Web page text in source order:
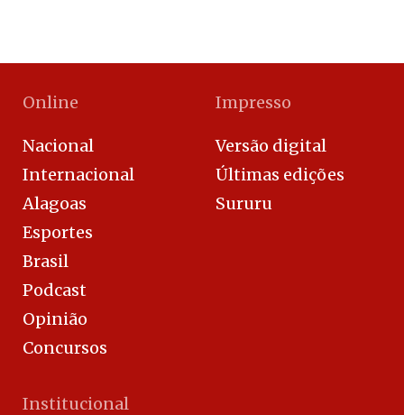
Online
Nacional
Internacional
Alagoas
Esportes
Brasil
Podcast
Opinião
Concursos
Impresso
Versão digital
Últimas edições
Sururu
Institucional